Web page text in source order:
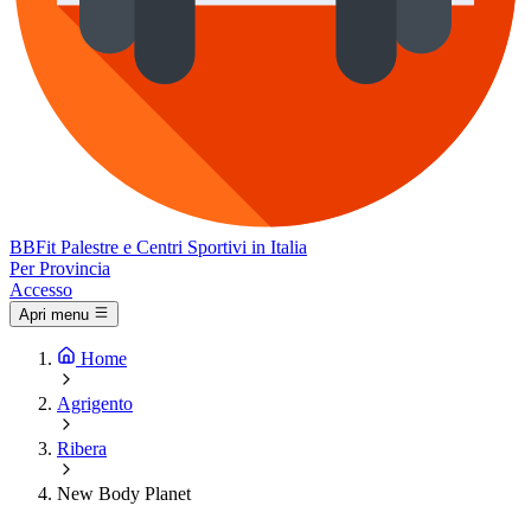
BBFit Palestre e Centri Sportivi in Italia
Per Provincia
Accesso
Apri menu
Home
Agrigento
Ribera
New Body Planet